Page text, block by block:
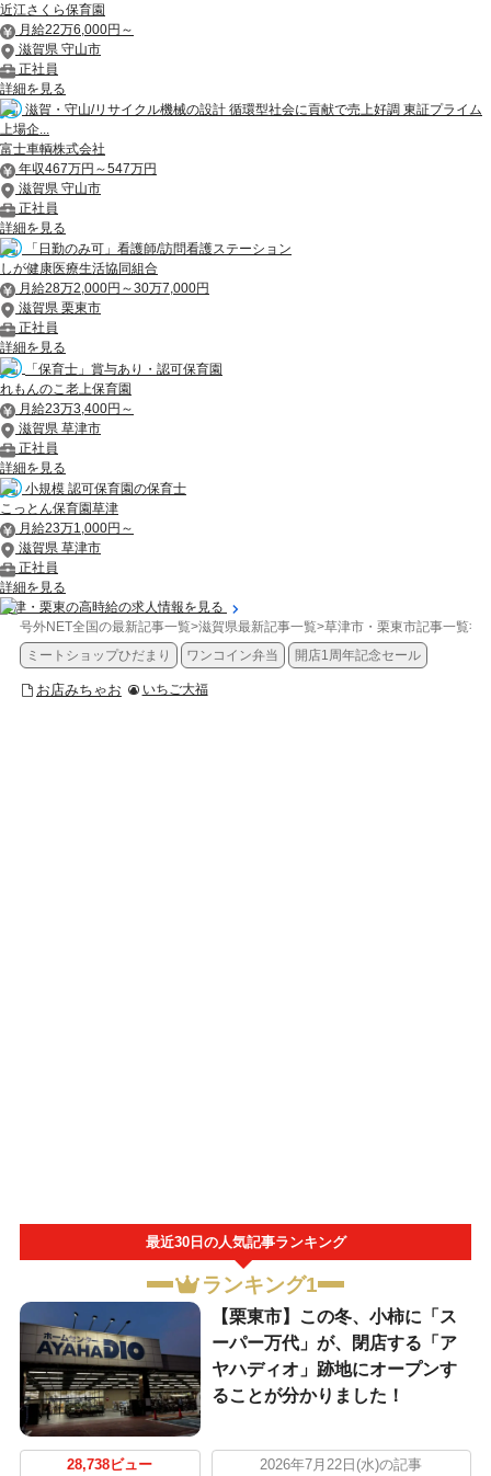
近江さくら保育園
月給22万6,000円～
滋賀県 守山市
正社員
詳細を見る
滋賀・守山/リサイクル機械の設計 循環型社会に貢献で売上好調 東証プライム
上場企...
富士車輌株式会社
年収467万円～547万円
滋賀県 守山市
正社員
詳細を見る
「日勤のみ可」看護師/訪問看護ステーション
しが健康医療生活協同組合
月給28万2,000円～30万7,000円
滋賀県 栗東市
正社員
詳細を見る
「保育士」賞与あり・認可保育園
れもんのこ老上保育園
月給23万3,400円～
滋賀県 草津市
正社員
詳細を見る
小規模 認可保育園の保育士
こっとん保育園草津
月給23万1,000円～
滋賀県 草津市
正社員
詳細を見る
草津・栗東の高時給の求人情報を見る
号外NET全国の最新記事一覧>滋賀県最新記事一覧>草津市・栗東市記事一覧>
ミートショップひだまり
ワンコイン弁当 開店1周年記念セール
お店みちゃお いちご大福
最近30日の人気記事ランキング
ランキング1
【栗東市】この冬、小柿に「ス
ーパー万代」が、閉店する「ア
ヤハディオ」跡地にオープンす
ることが分かりました！
28,738ビュー 2026年7月22日(水)の記事